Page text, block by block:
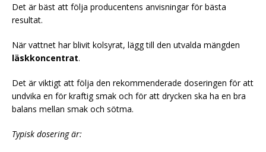
Det är bäst att följa producentens anvisningar för bästa
resultat.
När vattnet har blivit kolsyrat, lägg till den utvalda mängden
läskkoncentrat.
Det är viktigt att följa den rekommenderade doseringen för att
undvika en för kraftig smak och för att drycken ska ha en bra
balans mellan smak och sötma.
Typisk dosering är: